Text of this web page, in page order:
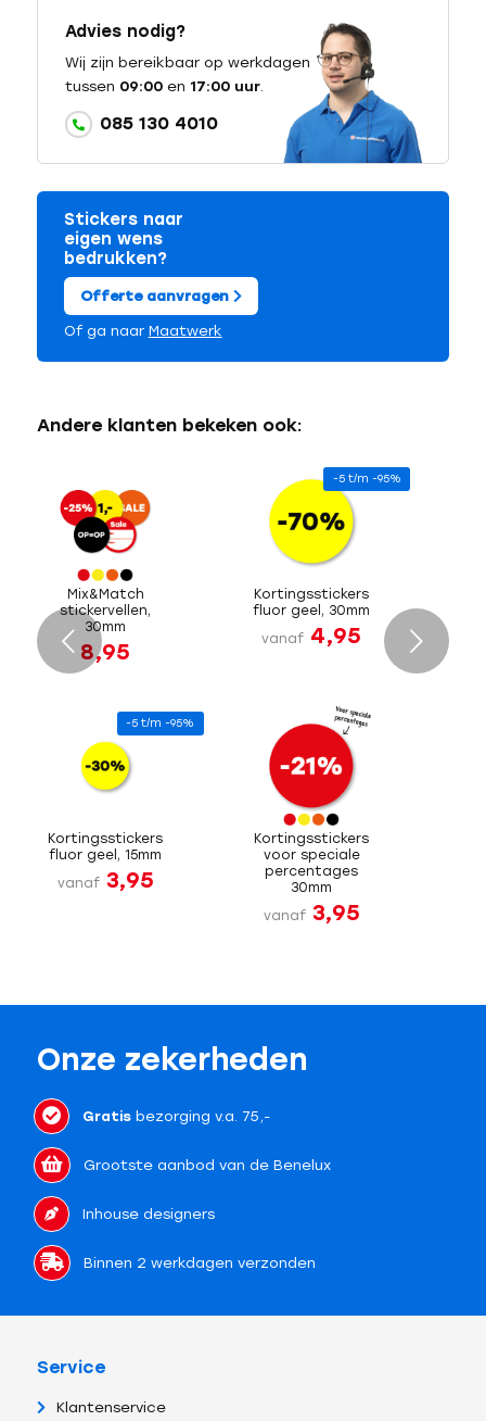
Advies nodig?
Wij zijn bereikbaar op werkdagen
tussen 09:00en 17:00 uur.
085 130 4010
Stickers naar
eigen wens
bedrukken?
Offerte aanvragen
Of ga naar Maatwerk
Andere klanten bekeken ook:
Mix&Match
stickervellen,
30mm
8,95
-5 t/m -95%
Kortingsstickers
fluor geel, 30mm
vanaf 4,95
-5 t/m -95%
Kortingsstickers
fluor geel, 15mm
vanaf 3,95
Kortingsstickers
voor speciale
percentages
30mm
vanaf 3,95
Volgende
Onze zekerheden
Gratisbezorging v.a. 75,-
Grootste aanbod van de Benelux
Inhouse designers
Binnen 2 werkdagen verzonden
Service
Klantenservice